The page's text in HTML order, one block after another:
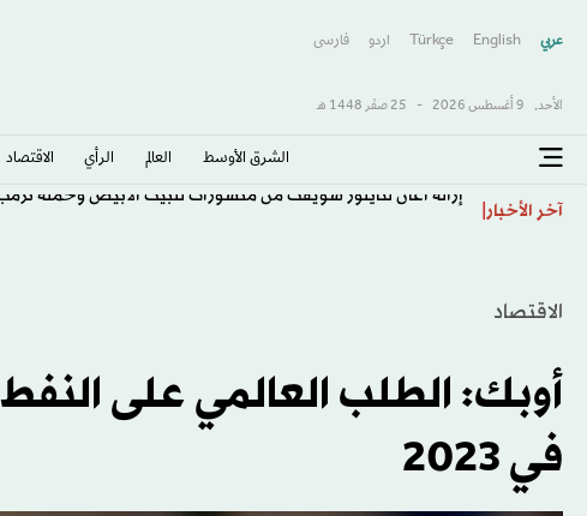
عربي English
Türkçe اردو فارسى
الأحد, 9 أغسطس 2026 - 25 صفَر 1448 هـ
الشرق الأوسط​ العالم الرأي الاقتصاد
آخر الأخبار إزالة أغان لتايلور سويفت من منشورات للبيت الأبيض وحملة ترمب
الاقتصاد
في 2023